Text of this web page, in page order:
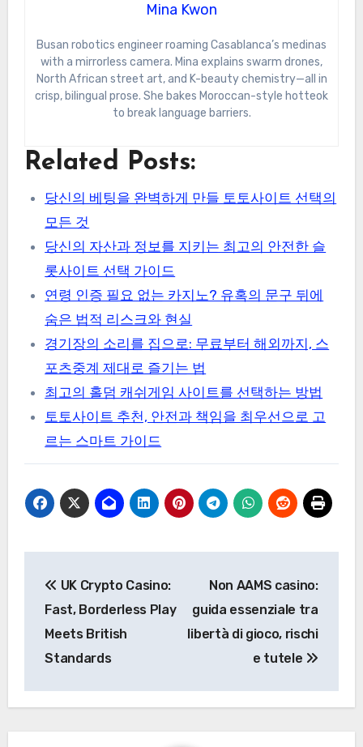
Mina Kwon
Busan robotics engineer roaming Casablanca’s medinas
with a mirrorless camera. Mina explains swarm drones,
North African street art, and K-beauty chemistry—all in
crisp, bilingual prose. She bakes Moroccan-style hotteok
to break language barriers.
Related Posts:
당신의 베팅을 완벽하게 만들 토토사이트 선택의
모든 것
당신의 자산과 정보를 지키는 최고의 안전한 슬
롯사이트 선택 가이드
연령 인증 필요 없는 카지노? 유혹의 문구 뒤에
숨은 법적 리스크와 현실
경기장의 소리를 집으로: 무료부터 해외까지, 스
포츠중계 제대로 즐기는 법
최고의 홀덤 캐쉬게임 사이트를 선택하는 방법
토토사이트 추천, 안전과 책임을 최우선으로 고
르는 스마트 가이드
navigation
UK Crypto Casino:
Fast, Borderless Play
Meets British
Standards
Non AAMS casino:
guida essenziale tra
libertà di gioco, rischi
e tutele